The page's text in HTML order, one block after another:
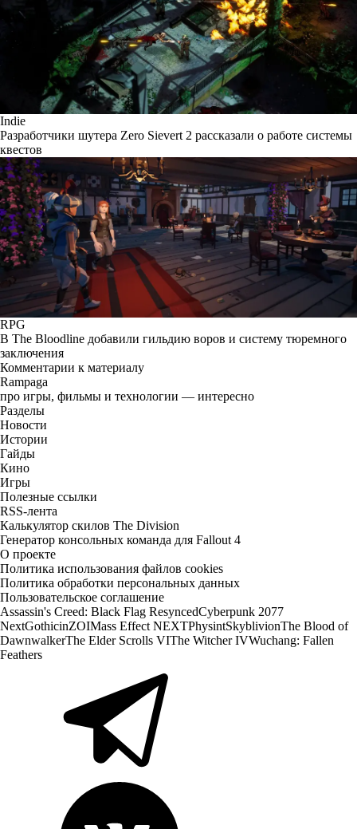
Indie
Разработчики шутера Zero Sievert 2 рассказали о работе системы
квестов
RPG
В The Bloodline добавили гильдию воров и систему тюремного
заключения
Комментарии к материалу
Rampaga
про игры, фильмы и технологии — интересно
Разделы
Новости
Истории
Гайды
Кино
Игры
Полезные ссылки
RSS-лента
Калькулятор скилов The Division
Генератор консольных команда для Fallout 4
О проекте
Политика использования файлов cookies
Политика обработки персональных данных
Пользовательское соглашение
Assassin's Creed: Black Flag ResyncedCyberpunk 2077
NextGothicinZOIMass Effect NEXTPhysintSkyblivionThe Blood of
DawnwalkerThe Elder Scrolls VIThe Witcher IVWuchang: Fallen
Feathers